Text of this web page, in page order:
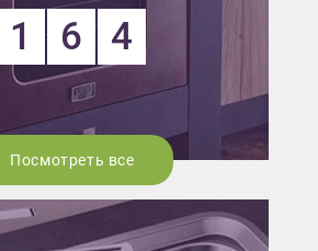
1 6 4
Посмотреть все